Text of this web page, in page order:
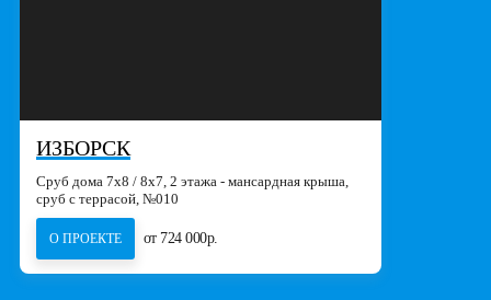
ИЗБОРСК
Сруб дома 7х8 / 8x7, 2 этажа - мансардная крыша,
сруб с террасой, №010
О ПРОЕКТЕ от 724 000р.